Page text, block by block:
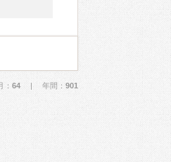
64 | 年間： 901